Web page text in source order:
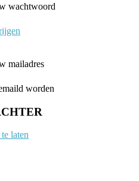
wachtwoord
mailadres
worden
laten